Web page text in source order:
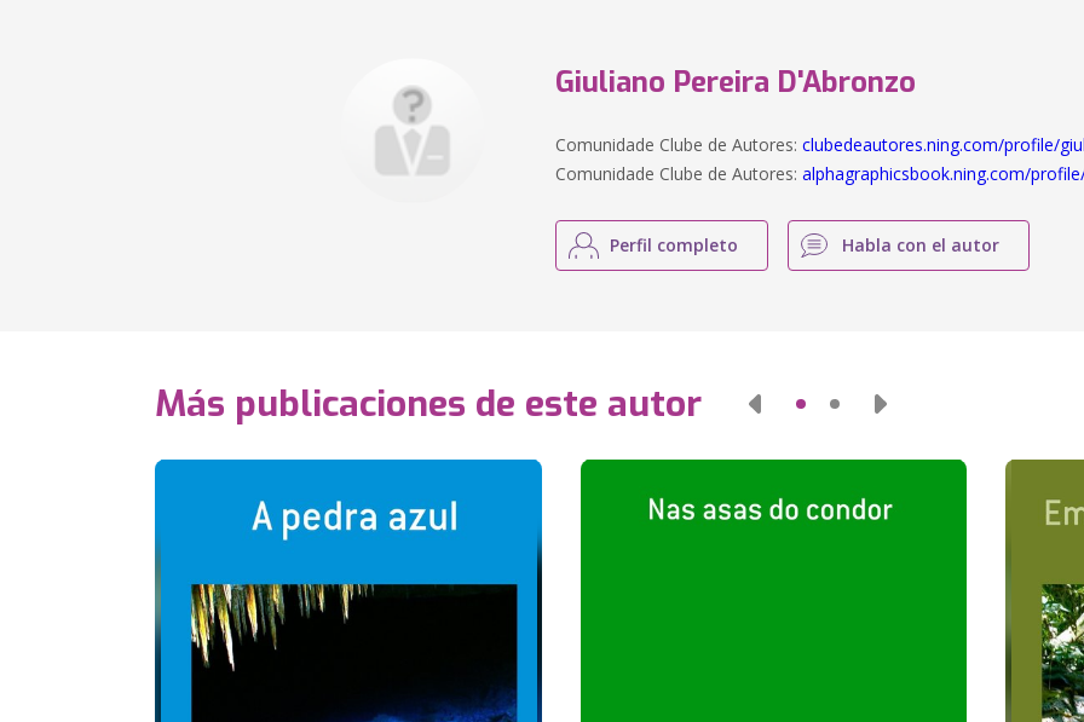
Giuliano Pereira D'Abronzo
Comunidade Clube de Autores:clubedeautores.ning.com/profile/
Comunidade Clube de Autores:alphagraphicsbook.ning.com/
Perfil completo Habla con el autor
Más publicaciones de este autor